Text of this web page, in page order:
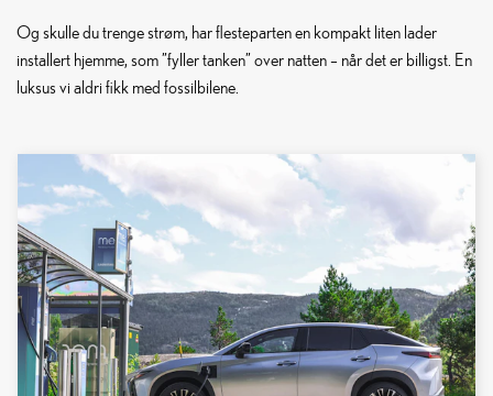
Og skulle du trenge strøm, har flesteparten en kompakt liten lader
installert hjemme, som ”fyller tanken” over natten – når det er billigst. En
luksus vi aldri fikk med fossilbilene.